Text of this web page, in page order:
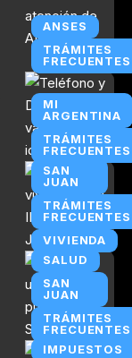
ANSES
TRÁMITES
FRECUENTES
MI
ARGENTINA
TRÁMITES
FRECUENTES
SAN
JUAN
TRÁMITES
FRECUENTES
VIVIENDA
SALUD
SAN
JUAN
TRÁMITES
FRECUENTES
IMPUESTOS